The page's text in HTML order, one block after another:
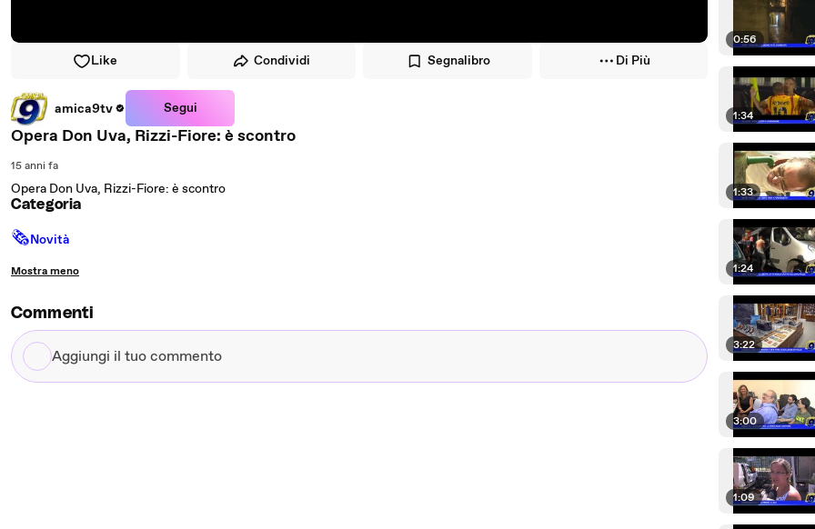
Like Condividi Segnalibro Di Più
amica9tv Segui
Opera Don Uva, Rizzi-Fiore: è scontro
15 anni fa
Opera Don Uva, Rizzi-Fiore: è scontro
Categoria
🗞Novità
Mostra meno
Commenti
Aggiungi
il
0:56
1:34
1:33
1:24
3:22
3:00
1:09